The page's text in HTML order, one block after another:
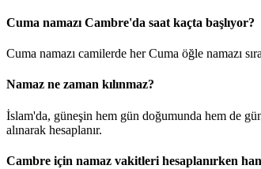
Cuma namazı Cambre'da saat kaçta başlıyor?
Cuma namazı camilerde her Cuma öğle namazı
Namaz ne zaman kılınmaz?
İslam'da, güneşin hem gün doğumunda hem de
alınarak hesaplanır.
Cambre için namaz vakitleri hesaplanırken